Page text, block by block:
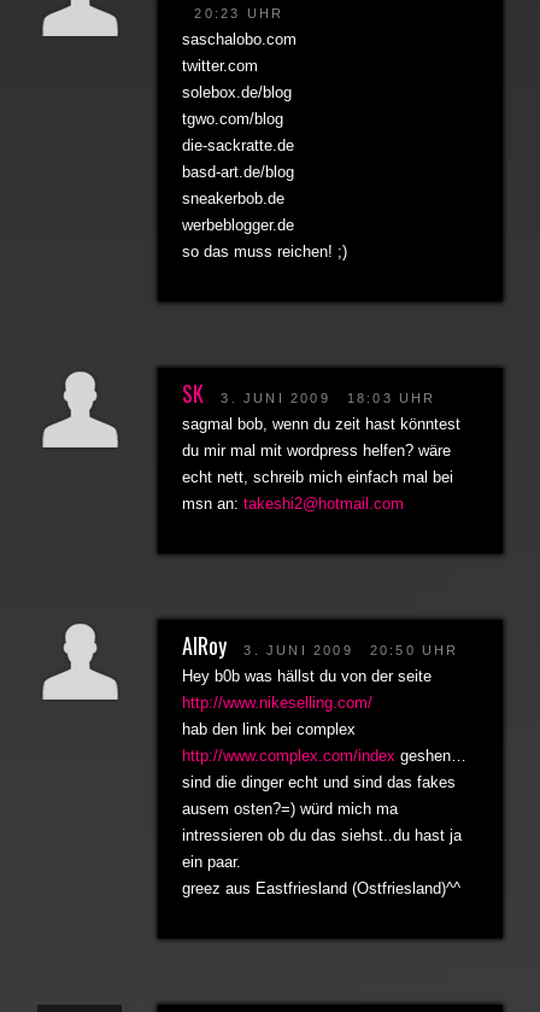
20:23 UHR
saschalobo.com
twitter.com
solebox.de/blog
tgwo.com/blog
die-sackratte.de
basd-art.de/blog
sneakerbob.de
werbeblogger.de
so das muss reichen! ;)
SK 3. JUNI 2009 18:03 UHR
sagmal bob, wenn du zeit hast könntest
du mir mal mit wordpress helfen? wäre
echt nett, schreib mich einfach mal bei
msn an:takeshi2@hotmail.com
AlRoy 3. JUNI 2009 20:50 UHR
Hey b0b was hällst du von der seite
http://www.nikeselling.com/
hab den link bei complex
http://www.complex.com/index geshen…
sind die dinger echt und sind das fakes
ausem osten?=) würd mich ma
intressieren ob du das siehst..du hast ja
ein paar.
greez aus Eastfriesland (Ostfriesland)^^